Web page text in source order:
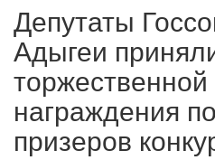
Депутаты
Адыгеи
награждения
призеров